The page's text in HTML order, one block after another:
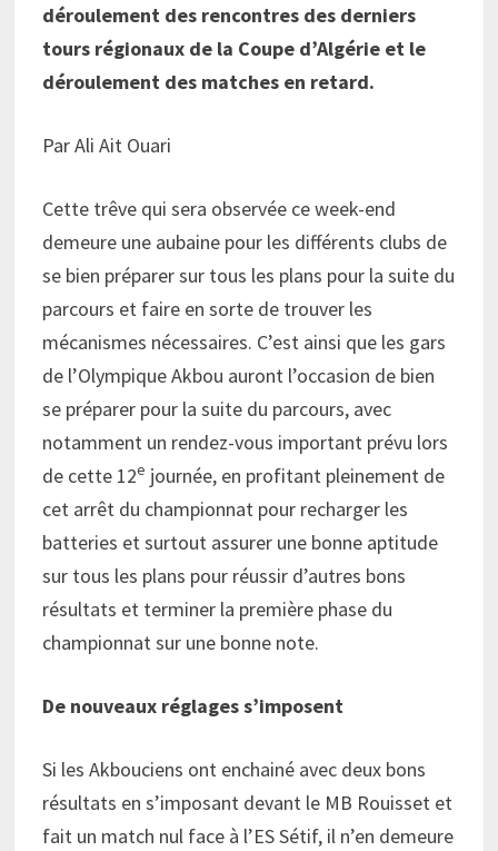
déroulement des rencontres des derniers
tours régionaux de la Coupe d’Algérie et le
déroulement des matches en retard.
Par Ali Ait Ouari
Cette trêve qui sera observée ce week-end
demeure une aubaine pour les différents clubs de
se bien préparer sur tous les plans pour la suite du
parcours et faire en sorte de trouver les
mécanismes nécessaires. C’est ainsi que les gars
de l’Olympique Akbou auront l’occasion de bien
se préparer pour la suite du parcours, avec
notamment un rendez-vous important prévu lors
de cette 12e journée, en profitant pleinement de
cet arrêt du championnat pour recharger les
batteries et surtout assurer une bonne aptitude
sur tous les plans pour réussir d’autres bons
résultats et terminer la première phase du
championnat sur une bonne note.
De nouveaux réglages s’imposent
Si les Akbouciens ont enchainé avec deux bons
résultats en s’imposant devant le MB Rouisset et
fait un match nul face à l’ES Sétif, il n’en demeure